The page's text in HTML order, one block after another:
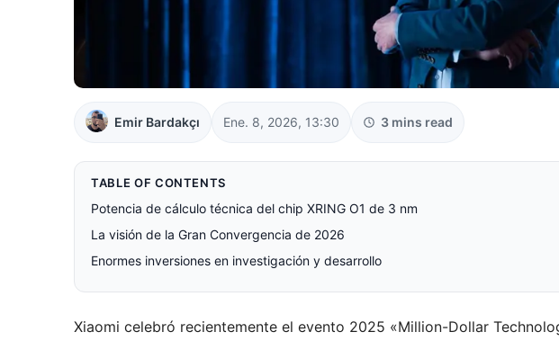
Emir Bardakçı Ene. 8, 2026, 13:30 3 mins read
TABLE OF CONTENTS
Potencia de cálculo técnica del chip XRING O1 de 3 nm
La visión de la Gran Convergencia de 2026
Enormes inversiones en investigación y desarrollo
Xiaomi celebró recientemente el evento 2025 «Million-Dollar